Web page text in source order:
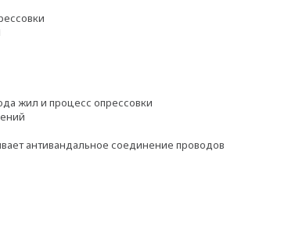
жил и процесс опрессовки
антивандальное соединение проводов